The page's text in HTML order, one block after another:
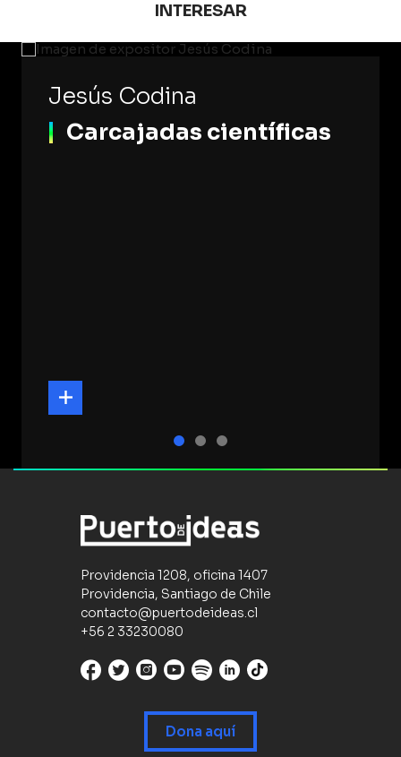
INTERESAR
Jesús Codina
Carcajadas científicas
Providencia 1208, oficina 1407
Providencia, Santiago de Chile
contacto@puertodeideas.cl
+56 2 33230080
Dona aquí